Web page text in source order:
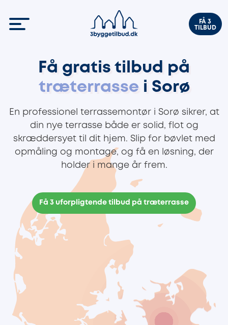
FÅ 3
TILBUD
Få gratis tilbud på
træterrasse i Sorø
En professionel terrassemontør i Sorø sikrer, at
din nye terrasse både er solid, flot og
skræddersyet til dit hjem. Slip for bøvlet med
opmåling og montage, og få en løsning, der
holder i mange år frem.
Få 3 uforpligtende tilbud på træterrasse